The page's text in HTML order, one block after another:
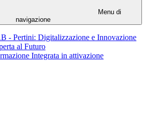
Menu di
navigazione
- Pertini: Digitalizzazione e Innovazione
al Futuro
Integrata in attivazione